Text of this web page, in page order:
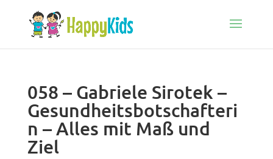
058 – Gabriele Sirotek –
Gesundheitsbotschafteri
n – Alles mit Maß und
Ziel